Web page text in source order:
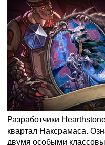
Разработчики
квартал Наксрамаса.
двумя особыми